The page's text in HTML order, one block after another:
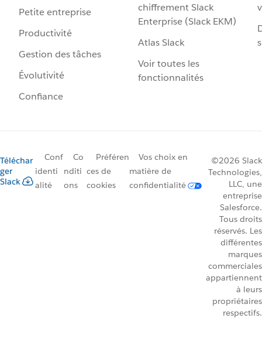
Petite entreprise
Productivité
Gestion des tâches
Évolutivité
Confiance
chiffrement Slack
Enterprise (Slack EKM)
Atlas Slack
Voir toutes les
fonctionnalités
Téléchar
ger
Slack
Conf
identi
alité
Co
nditi
ons
Préféren
ces de
cookies
Vos choix en
matière de
confidentialité
©2026 Slack
Technologies,
LLC, une
entreprise
Salesforce.
Tous droits
réservés. Les
différentes
marques
commerciales
appartiennent
à leurs
propriétaires
respectifs.